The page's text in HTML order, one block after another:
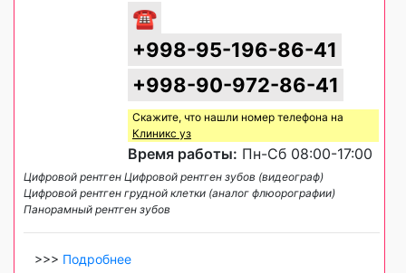
☎
+998-95-196-86-41
+998-90-972-86-41
Скажите, что нашли номер телефона на
Клиникс уз
Время работы: Пн-Сб 08:00-17:00
Цифровой рентген Цифровой рентген зубов (видеограф)
Цифровой рентген грудной клетки (аналог флюорографии)
Панорамный рентген зубов
>>> Подробнее